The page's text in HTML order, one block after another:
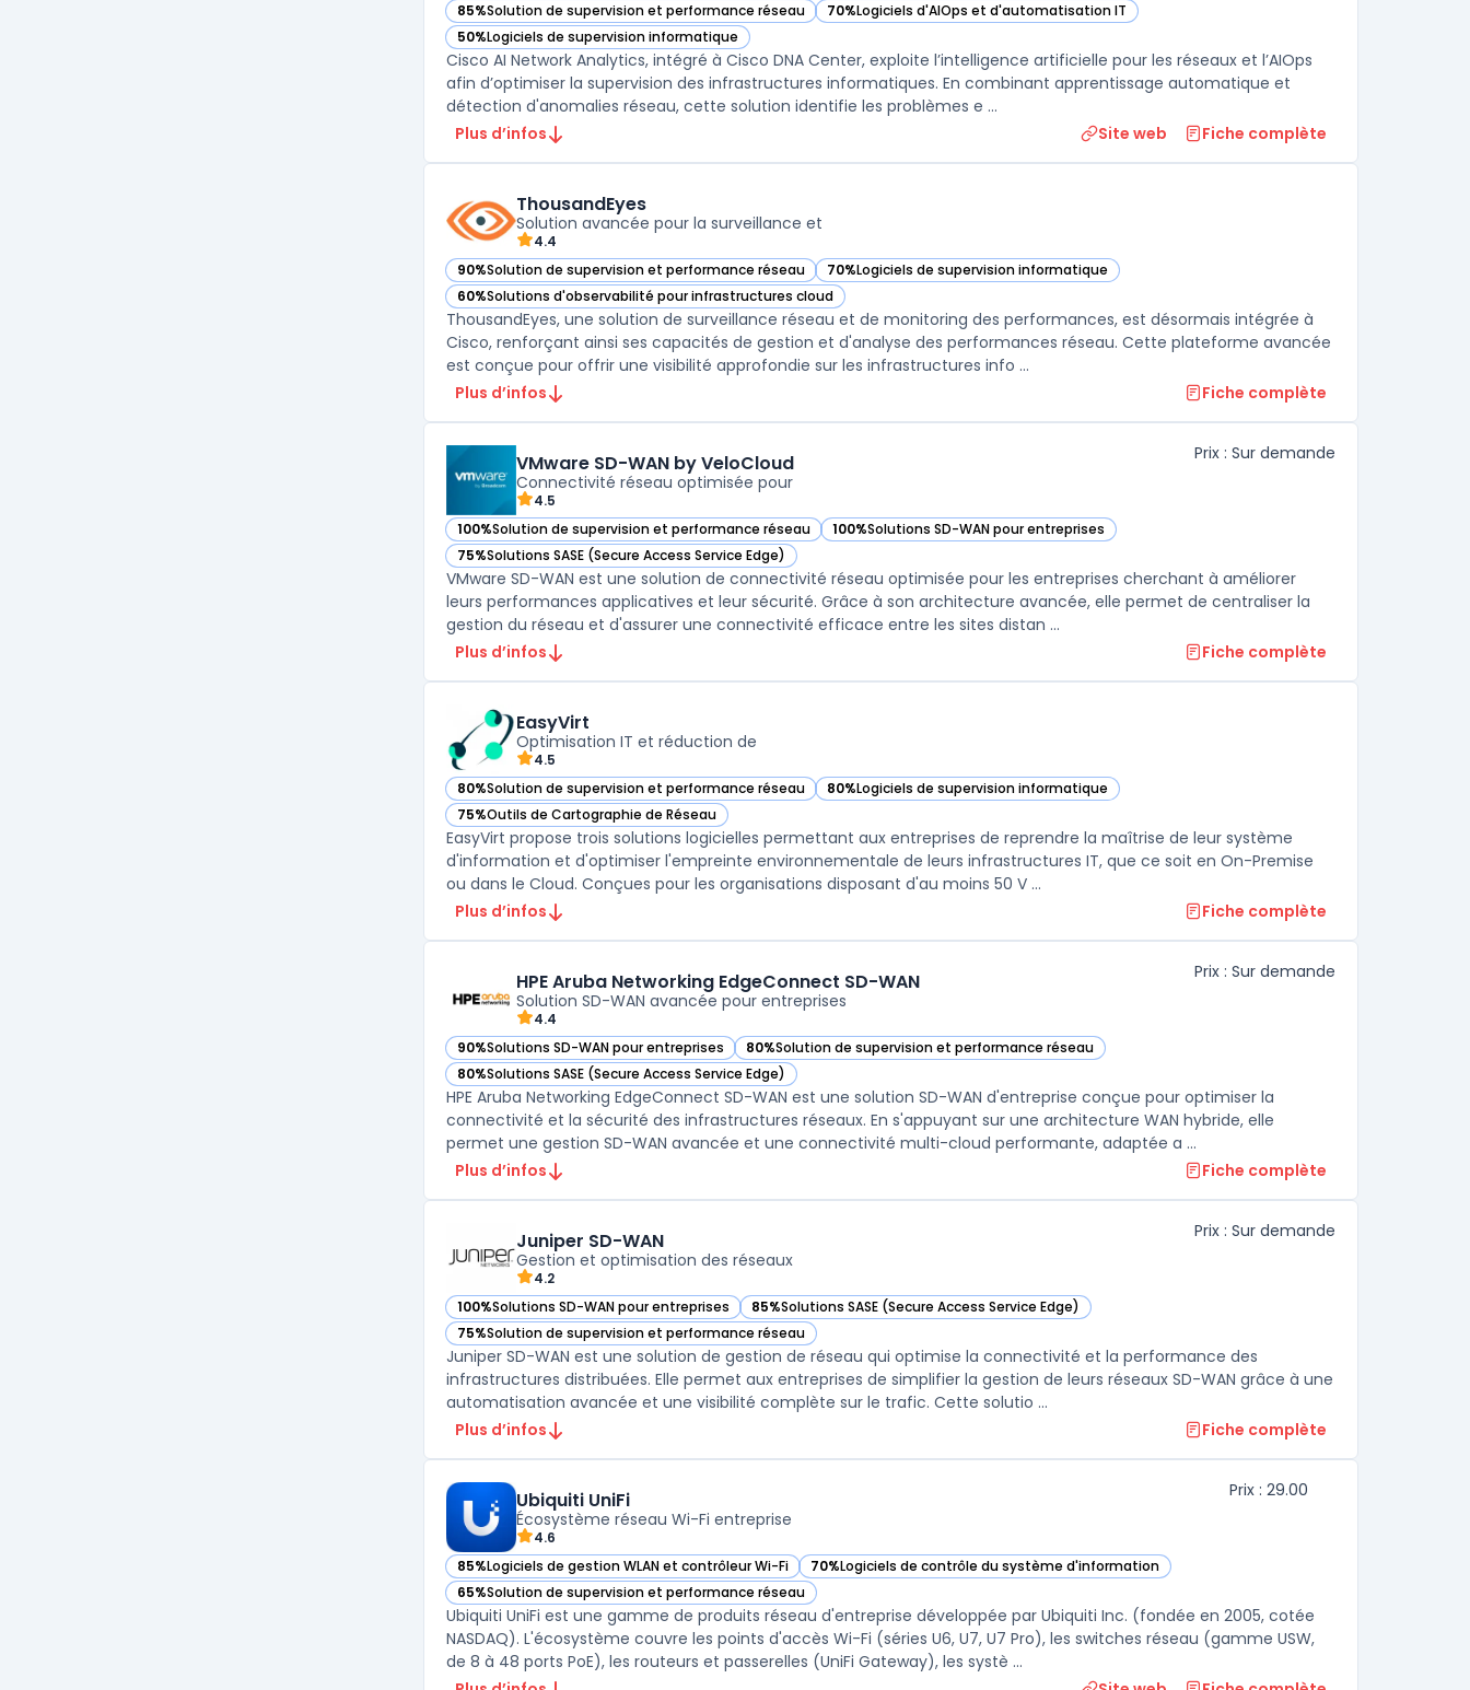
85%Solution de supervision et performance réseau
— voir Cisco AI Network Analytics dans cette catégorie 70%Logiciels d'AIOps et d'automatisation IT
— voir Cisco AI Network Analytics dans cette catégorie
50%Logiciels de supervision informatique
— voir Cisco AI Network Analytics dans cette catégorie
Cisco AI Network Analytics, intégré à Cisco DNA Center, exploite l’intelligence artificielle pour les réseaux et l’AIOps
afin d’optimiser la supervision des infrastructures informatiques. En combinant apprentissage automatique et
détection d'anomalies réseau, cette solution identifie les problèmes e ...
Plus d’infos
Site web Fiche complète
ThousandEyes
Solution avancée pour la surveillance et
4.4
90%Solution de supervision et performance réseau
— voir ThousandEyes dans cette catégorie 70%Logiciels de supervision informatique
— voir ThousandEyes dans cette catégorie
60%Solutions d'observabilité pour infrastructures cloud
— voir ThousandEyes dans cette catégorie
ThousandEyes, une solution de surveillance réseau et de monitoring des performances, est désormais intégrée à
Cisco, renforçant ainsi ses capacités de gestion et d'analyse des performances réseau. Cette plateforme avancée
est conçue pour offrir une visibilité approfondie sur les infrastructures info ...
Plus d’infos
Fiche complète
VMware SD-WAN by VeloCloud
Connectivité réseau optimisée pour
4.5
Prix : Sur demande
100%Solution de supervision et performance réseau
— voir VMware SD-WAN by VeloCloud dans cette catégorie100%Solutions SD-WAN pour entreprises
— voir VMware SD-WAN by VeloCloud dans cette catégorie
75%Solutions SASE (Secure Access Service Edge)
— voir VMware SD-WAN by VeloCloud dans cette catégorie
VMware SD-WAN est une solution de connectivité réseau optimisée pour les entreprises cherchant à améliorer
leurs performances applicatives et leur sécurité. Grâce à son architecture avancée, elle permet de centraliser la
gestion du réseau et d'assurer une connectivité efficace entre les sites distan ...
Plus d’infos
Fiche complète
EasyVirt
Optimisation IT et réduction de
4.5
80%Solution de supervision et performance réseau
— voir EasyVirt dans cette catégorie 80%Logiciels de supervision informatique
— voir EasyVirt dans cette catégorie
75%Outils de Cartographie de Réseau
— voir EasyVirt dans cette catégorie
EasyVirt propose trois solutions logicielles permettant aux entreprises de reprendre la maîtrise de leur système
d'information et d'optimiser l'empreinte environnementale de leurs infrastructures IT, que ce soit en On-Premise
ou dans le Cloud. Conçues pour les organisations disposant d'au moins 50 V ...
Plus d’infos
Fiche complète
HPE Aruba Networking EdgeConnect SD-WAN
Solution SD-WAN avancée pour entreprises
4.4
Prix : Sur demande
90%Solutions SD-WAN pour entreprises
— voir HPE Aruba Networking EdgeConnect SD-WAN dans cette catégorie
80%Solution de supervision et performance réseau
— voir HPE Aruba Networking EdgeConnect SD-WAN dans cette catégorie
80%Solutions SASE (Secure Access Service Edge)
— voir HPE Aruba Networking EdgeConnect SD-WAN dans cette catégorie
HPE Aruba Networking EdgeConnect SD-WAN est une solution SD-WAN d'entreprise conçue pour optimiser la
connectivité et la sécurité des infrastructures réseaux. En s'appuyant sur une architecture WAN hybride, elle
permet une gestion SD-WAN avancée et une connectivité multi-cloud performante, adaptée a ...
Plus d’infos
Fiche complète
Juniper SD-WAN
Gestion et optimisation des réseaux
4.2
Prix : Sur demande
100%Solutions SD-WAN pour entreprises
— voir Juniper SD-WAN dans cette catégorie85%Solutions SASE (Secure Access Service Edge)
— voir Juniper SD-WAN dans cette catégorie
75%Solution de supervision et performance réseau
— voir Juniper SD-WAN dans cette catégorie
Juniper SD-WAN est une solution de gestion de réseau qui optimise la connectivité et la performance des
infrastructures distribuées. Elle permet aux entreprises de simplifier la gestion de leurs réseaux SD-WAN grâce à une
automatisation avancée et une visibilité complète sur le trafic. Cette solutio ...
Plus d’infos
Fiche complète
Ubiquiti UniFi
Écosystème réseau Wi-Fi entreprise
4.6
Prix : 29.00
85%Logiciels de gestion WLAN et contrôleur Wi-Fi
— voir Ubiquiti UniFi dans cette catégorie 70%Logiciels de contrôle du système d'information
— voir Ubiquiti UniFi dans cette catégorie
65%Solution de supervision et performance réseau
— voir Ubiquiti UniFi dans cette catégorie
Ubiquiti UniFi est une gamme de produits réseau d'entreprise développée par Ubiquiti Inc. (fondée en 2005, cotée
NASDAQ). L'écosystème couvre les points d'accès Wi-Fi (séries U6, U7, U7 Pro), les switches réseau (gamme USW,
de 8 à 48 ports PoE), les routeurs et passerelles (UniFi Gateway), les systè ...